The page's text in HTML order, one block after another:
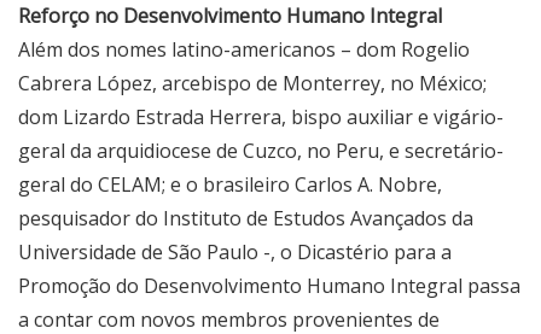
Reforço no Desenvolvimento Humano Integral
Além dos nomes latino-americanos – dom Rogelio
Cabrera López, arcebispo de Monterrey, no México;
dom Lizardo Estrada Herrera, bispo auxiliar e vigário-
geral da arquidiocese de Cuzco, no Peru, e secretário-
geral do CELAM; e o brasileiro Carlos A. Nobre,
pesquisador do Instituto de Estudos Avançados da
Universidade de São Paulo -, o Dicastério para a
Promoção do Desenvolvimento Humano Integral passa
a contar com novos membros provenientes de